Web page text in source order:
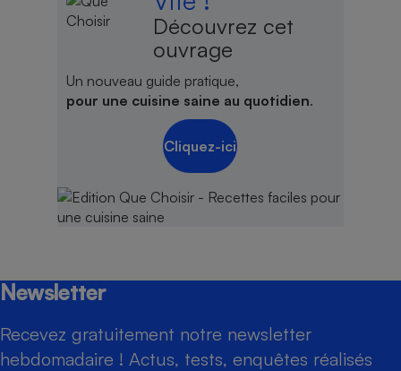
Découvrez cet
ouvrage
Un nouveau guide pratique,
pour une cuisine saine au quotidien.
Cliquez-ici
Newsletter
Recevez gratuitement notre newsletter
hebdomadaire ! Actus, tests, enquêtes réalisés